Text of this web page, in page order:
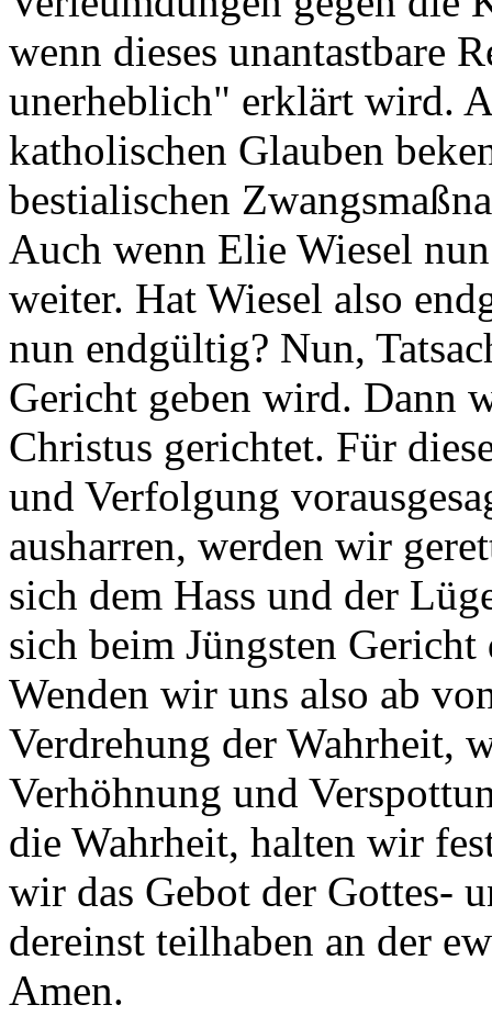
wenn dieses unantastbare
unerheblich" erklärt wird.
katholischen Glauben
bestialischen
Auch wenn Elie Wiesel
weiter. Hat Wiesel also
nun endgültig? Nun,
Gericht geben wird. Dann
Christus gerichtet. Für
und Verfolgung
ausharren, werden wir
sich dem Hass und der
sich beim Jüngsten
Wenden wir uns also ab
Verdrehung der Wahrheit,
Verhöhnung und
die Wahrheit, halten wir
wir das Gebot der Gottes-
dereinst teilhaben an der
Amen.